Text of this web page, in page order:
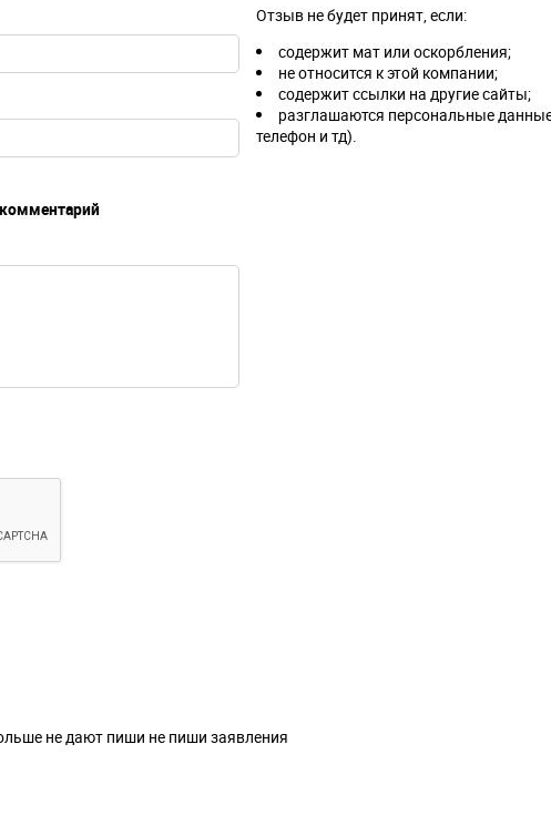
Отзыв не будет принят, если:
содержит мат или оскорбления;
не относится к этой компании;
содержит ссылки на другие сайты;
разглашаются персональные
телефон и тд).
не дают пиши не пиши заявления